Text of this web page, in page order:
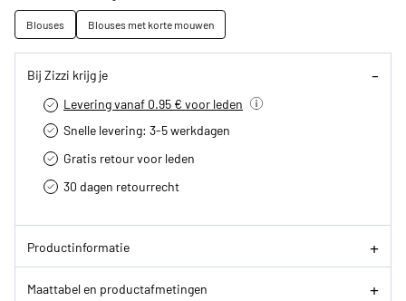
Blouses Blouses met korte mouwen
Bij Zizzi krijg je
Levering vanaf 0.95 € voor leden
Snelle levering: 3-5 werkdagen
Gratis retour voor leden
30 dagen retourrecht­
Productinformatie
Maattabel en productafmetingen